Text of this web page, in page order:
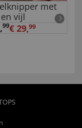
met
en vijl
,99€ 29,99